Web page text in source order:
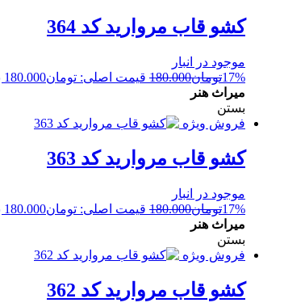
کشو قاب مروارید کد 364
موجود در انبار
17%تومان180.000 قیمت اصلی: تومان180.000 بود.
میراث هنر
بستن
فروش ویژه
کشو قاب مروارید کد 363
موجود در انبار
17%تومان180.000 قیمت اصلی: تومان180.000 بود.
میراث هنر
بستن
فروش ویژه
کشو قاب مروارید کد 362